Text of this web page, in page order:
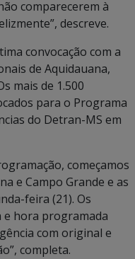
comparecerem à
descreve.
convocação com a
de Aquidauana,
mais de 1.500
para o Programa
do Detran-MS em
começamos
e Campo Grande e as
feira (21). Os
e hora programada
com original e
completa.